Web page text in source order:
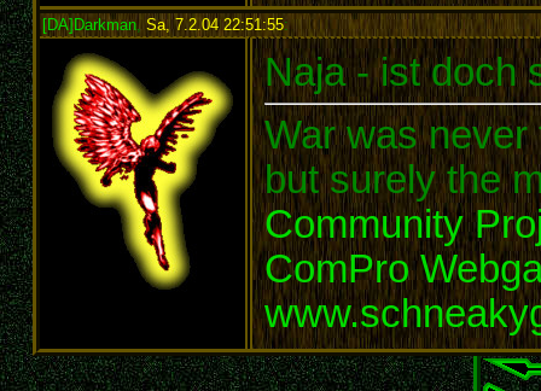
[DA]Darkman, Sa, 7.2.04 22:51:55:
Naja - ist doch
War was never
but surely the
Community
ComPro